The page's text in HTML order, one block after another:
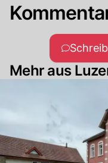
Mehr aus